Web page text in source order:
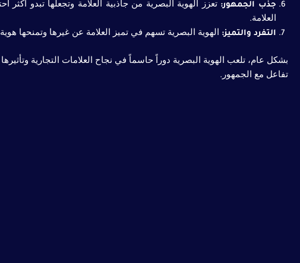
جذب الجمهور: تعزز الهوية البصرية من جاذبية العلامة وتجعلها تبدو
العلامة.
التفرد والتميز: الهوية البصرية تسهم في تميز العلامة عن غيرها وتمنحها
بشكل عام، تلعب الهوية البصرية دوراً حاسماً في نجاح العلامات التجارية
تفاعل مع الجمهور.